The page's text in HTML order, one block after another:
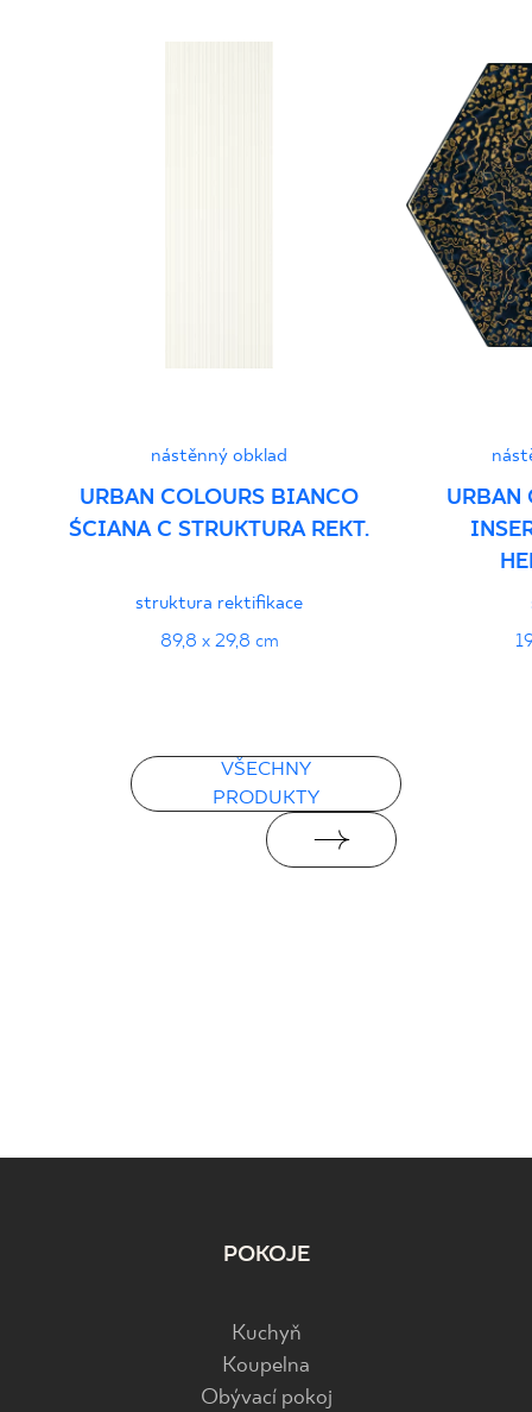
nástěnný obklad
URBAN COLOURS BIANCO
ŚCIANA C STRUKTURA REKT.
struktura rektifikace
89,8 x 29,8 cm
URBAN
VŠECHNY
PRODUKTY
POKOJE
Kuchyň
Koupelna
Obývací pokoj